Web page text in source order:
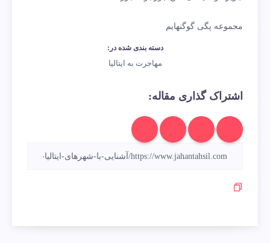
مجموعه پگی گوگنهایم
دسته بندی شده در:
مهاجرت به ایتالیا
اشتراک گذاری مقاله: